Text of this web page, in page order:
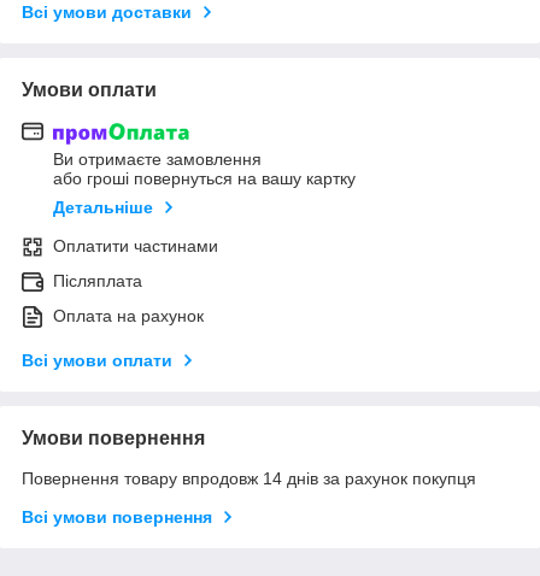
Всі умови доставки
Умови оплати
Ви отримаєте замовлення
або гроші повернуться на вашу картку
Детальніше
Оплатити частинами
Післяплата
Оплата на рахунок
Всі умови оплати
Умови повернення
Повернення товару впродовж 14 днів за рахунок покупця
Всі умови повернення